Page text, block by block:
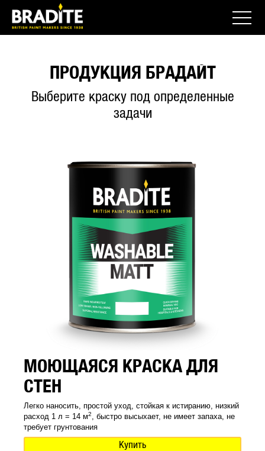
ПРОДУКЦИЯ БРАДАЙТ
Выберите краску под определенные
задачи
МОЮЩАЯСЯ КРАСКА ДЛЯ
СТЕН
Легко наносить, простой уход, стойкая к истиранию, низкий
расход 1 л = 14 м2
, быстро высыхает, не имеет запаха, не
требует грунтования
Купить